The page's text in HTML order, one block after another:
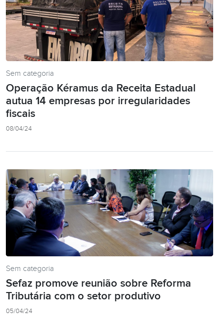
Sem categoria
Operação Kéramus da Receita Estadual
autua 14 empresas por irregularidades
fiscais
08/04/24
Sem categoria
Sefaz promove reunião sobre Reforma
Tributária com o setor produtivo
05/04/24